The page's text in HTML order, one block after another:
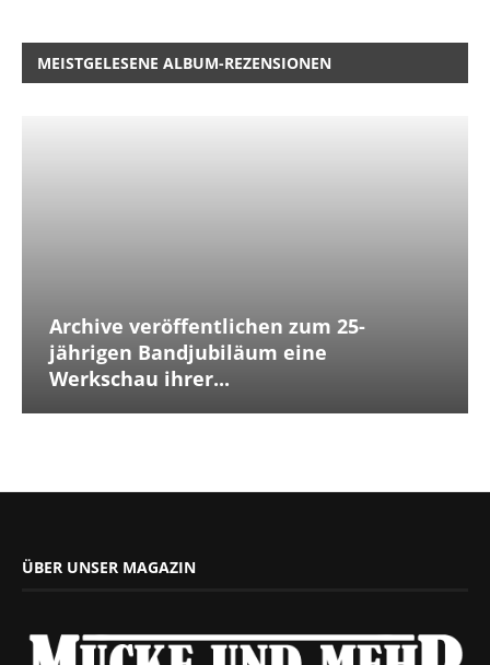
MEISTGELESENE ALBUM-REZENSIONEN
Archive veröffentlichen zum 25-
jährigen Bandjubiläum eine
Werkschau ihrer...
ÜBER UNSER MAGAZIN